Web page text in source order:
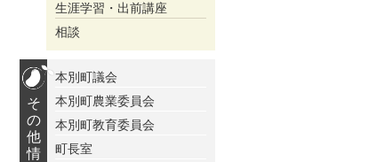
生涯学習・出前講座
相談
そ
の
他
情
本別町議会
本別町農業委員会
本別町教育委員会
町長室